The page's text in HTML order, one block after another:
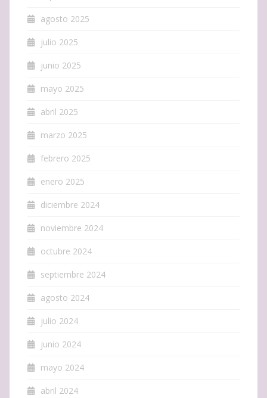
agosto 2025
julio 2025
junio 2025
mayo 2025
abril 2025
marzo 2025
febrero 2025
enero 2025
diciembre 2024
noviembre 2024
octubre 2024
septiembre 2024
agosto 2024
julio 2024
junio 2024
mayo 2024
abril 2024